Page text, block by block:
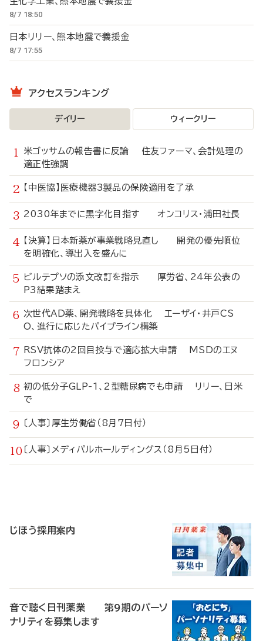
8/7 18:50
日本リリー、熊本地震で義援金
8/7 17:55
アクセスランキング
デイリー ウィークリー
米ゴッサムの報告書に反論 住友ファーマ、会計処理の
適正性強調
【中医協】医療機器3製品の保険適用を了承
2030年までに黒字化目指す オンコリス・浦田社長
【決算】日本新薬が事業戦略見直し 開発の優先順位
を明確化、導出入を盛んに
ビルテプソの添文改訂を指示 厚労省、24年公表の
P3結果踏まえ
次世代AD薬、開発戦略を具体化 エーザイ・井戸CS
O、進行に応じたパイプライン構築
RSV抗体の2回目投与で適応拡大申請 MSDのエヌ
フロンシア
初の低分子GLP-1、2型糖尿病でも申請 リリー、日米
で
〔人事〕厚生労働省（8月7日付）
〔人事〕メディパルホールディングス（8月5日付）
じほう採用案内
音で聴く日刊薬業 第9期のパーソ
ナリティを募集します